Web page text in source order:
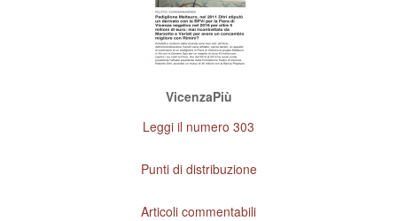
VicenzaPiù
Leggi il numero 303
Punti di distribuzione
Articoli commentabili